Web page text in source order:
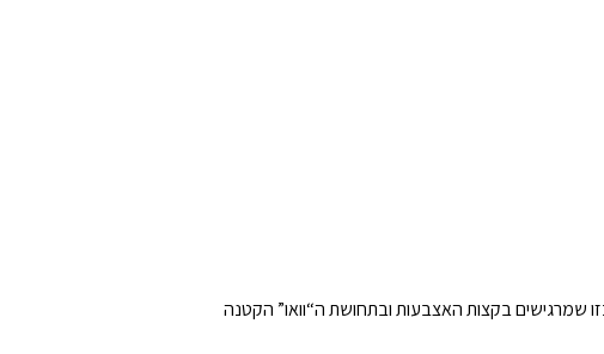
כזו שמרגישים בקצות האצבעות ובתחושת ה“וואו” הקטנה